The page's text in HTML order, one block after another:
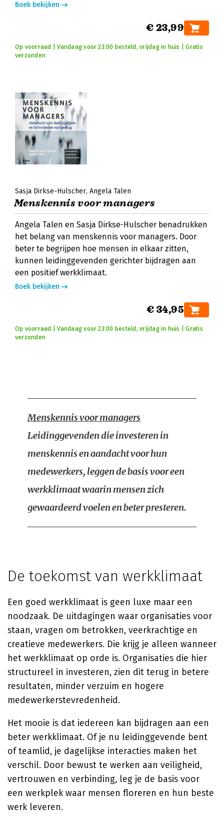
Boek bekijken
€ 23,99
Op voorraad | Vandaag voor 23:00 besteld, vrijdag in huis | Gratis
verzonden
Sasja Dirkse-Hulscher Angela Talen
Menskennis voor managers
Angela Talen en Sasja Dirkse-Hulscher benadrukken
het belang van menskennis voor managers. Door
beter te begrijpen hoe mensen in elkaar zitten,
kunnen leidinggevenden gerichter bijdragen aan
een positief werkklimaat.
Boek bekijken
€ 34,95
Op voorraad | Vandaag voor 23:00 besteld, vrijdag in huis | Gratis
verzonden
Menskennis voor managers
Leidinggevenden die investeren in
menskennis en aandacht voor hun
medewerkers, leggen de basis voor een
werkklimaat waarin mensen zich
gewaardeerd voelen en beter presteren.
De toekomst van werkklimaat
Een goed werkklimaat is geen luxe maar een
noodzaak. De uitdagingen waar organisaties voor
staan, vragen om betrokken, veerkrachtige en
creatieve medewerkers. Die krijg je alleen wanneer
het werkklimaat op orde is. Organisaties die hier
structureel in investeren, zien dit terug in betere
resultaten, minder verzuim en hogere
medewerkerstevredenheid.
Het mooie is dat iedereen kan bijdragen aan een
beter werkklimaat. Of je nu leidinggevende bent
of teamlid, je dagelijkse interacties maken het
verschil. Door bewust te werken aan veiligheid,
vertrouwen en verbinding, leg je de basis voor
een werkplek waar mensen floreren en hun beste
werk leveren.